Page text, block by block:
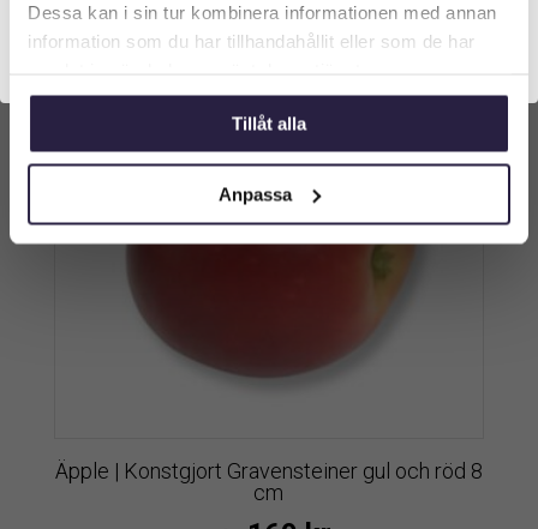
Dessa kan i sin tur kombinera informationen med annan
information som du har tillhandahållit eller som de har
Tillåt alla
Anpassa
Äpple | Konstgjort Gravensteiner gul och röd 8
cm
Privatkund (inkl. moms)